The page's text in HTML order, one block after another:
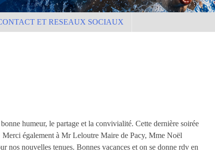
ET RESEAUX SOCIAUX
humeur, le partage et la convivialité. Cette dernière soirée
également à Mr Leloutre Maire de Pacy, Mme Noël
nos nouvelles tenues. Bonnes vacances et on se donne rdv en